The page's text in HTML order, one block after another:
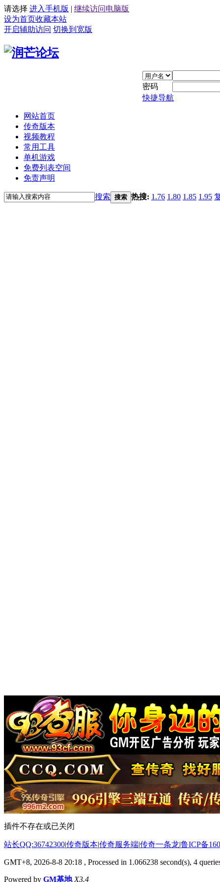
请选择 进入手机版 | 继续访问电脑版
设为首页收藏本站
开启辅助访问 切换到宽版
密码
快捷导航
网站首页
传奇版本
视频教程
常用工具
单机游戏
免费列表空间
免责声明
搜索 搜索 热搜: 1.76 1.80 1.85 1.95
插件不存在或已关闭
站长QQ:36742300|传奇版本|传奇服务端|传奇一条龙|鲁ICP备
GMT+8, 2026-8-8 20:18 , Processed in 1.066238 second(s), 4
Powered by GM基地 X3.4